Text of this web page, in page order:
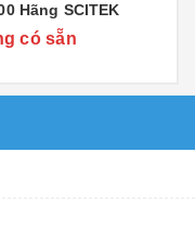
Hãng SCITEK
có sẵn